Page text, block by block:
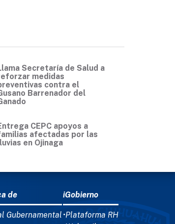
Secretaría de Salud a
medidas
contra el
Barrenador del
CEPC apoyos a
afectadas por las
en Ojinaga
de
Gubernamental
iGobierno
•Plataforma RH